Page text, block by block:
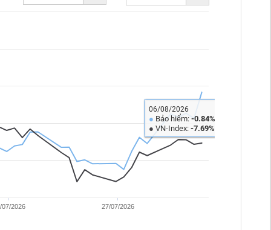
07/2026 27/07/2026
06/08/2026
● Bảo hiểm:-0.84%
● VN-Index:-7.69%